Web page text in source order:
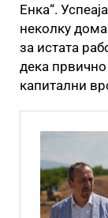
Енка“.
неколку
за истата
дека
капитални